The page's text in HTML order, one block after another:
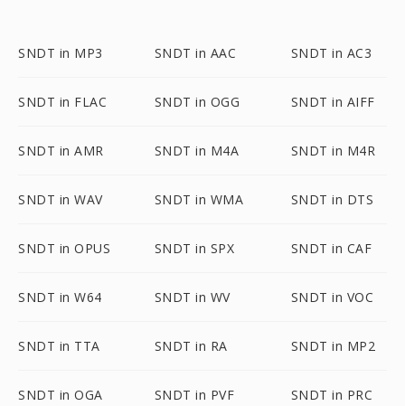
SNDT in MP3 SNDT in AAC SNDT in AC3
SNDT in FLAC SNDT in OGG SNDT in AIFF
SNDT in AMR SNDT in M4A SNDT in M4R
SNDT in WAV SNDT in WMA SNDT in DTS
SNDT in OPUS SNDT in SPX SNDT in CAF
SNDT in W64 SNDT in WV SNDT in VOC
SNDT in TTA SNDT in RA SNDT in MP2
SNDT in OGA SNDT in PVF SNDT in PRC